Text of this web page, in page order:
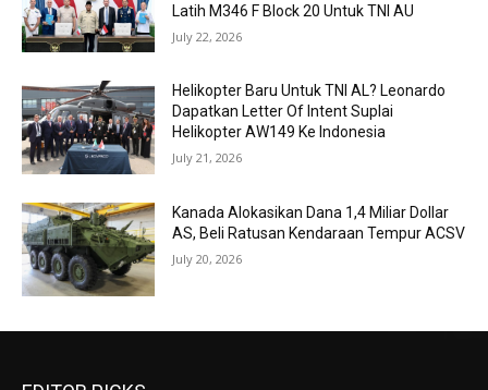
Latih M346 F Block 20 Untuk TNI AU
July 22, 2026
Helikopter Baru Untuk TNI AL? Leonardo
Dapatkan Letter Of Intent Suplai
Helikopter AW149 Ke Indonesia
July 21, 2026
Kanada Alokasikan Dana 1,4 Miliar Dollar
AS, Beli Ratusan Kendaraan Tempur ACSV
July 20, 2026